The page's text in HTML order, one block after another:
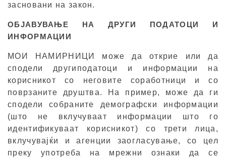
засновани на закон.
ОБЈАВУВАЊЕ НА ДРУГИ ПОДАТОЦИ И
ИНФОРМАЦИИ
МОИ НАМИРНИЦИ може да открие или да
сподели другиподатоци и информации на
корисникот со неговите соработници и со
поврзаните друштва. На пример, може да ги
сподели собраните демографски информации
(што не вклучуваат информации што го
идентификуваат корисникот) со трети лица,
вклучувајќи и агенции заогласување, со цел
преку употреба на мрежни ознаки да се